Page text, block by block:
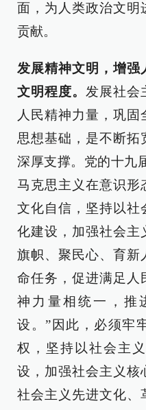
面，为人类政治文明
贡献。
发展精神文明，增强
文明程度。 发展社会
人民精神力量，巩固
思想基础，是不断拓
深厚支撑。党的十九
马克思主义在意识形
文化自信，坚持以社
化建设，加强社会主
旗帜、聚民心、育新
命任务，促进满足人
神力量相统一，推
设。”因此，必须牢
权，坚持以社会主
设，加强社会主义核
社会主义先进文化、